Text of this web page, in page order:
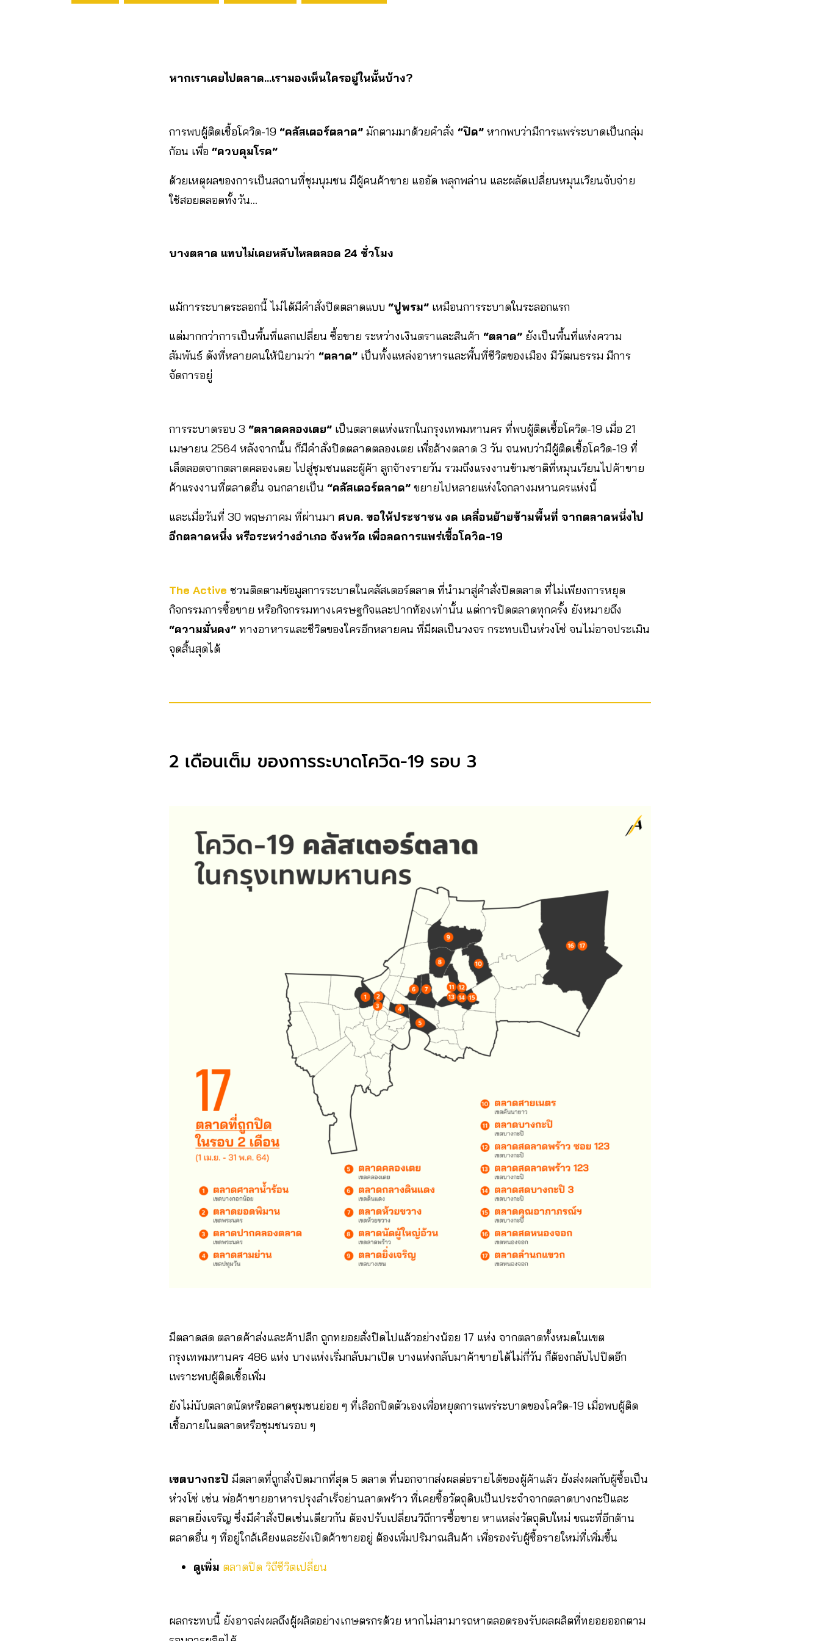
หากเราเคยไปตลาด…เรามองเห็นใครอยู่ในนั้นบ้าง?
การพบผู้ติดเชื้อโควิด-19 “คลัสเตอร์ตลาด” มักตามมาด้วยคำสั่ง “ปิด” หากพบว่ามีการแพร่ระบาดเป็นกลุ่ม
ก้อน เพื่อ “ควบคุมโรค”
ด้วยเหตุผลของการเป็นสถานที่ชุมนุมชน มีผู้คนค้าขาย แออัด พลุกพล่าน และผลัดเปลี่ยนหมุนเวียนจับจ่าย
ใช้สอยตลอดทั้งวัน…
บางตลาด แทบไม่เคยหลับไหลตลอด 24 ชั่วโมง
แม้การระบาดระลอกนี้ ไม่ได้มีคำสั่งปิดตลาดแบบ “ปูพรม” เหมือนการระบาดในระลอกแรก
แต่มากกว่าการเป็นพื้นที่แลกเปลี่ยน ซื้อขาย ระหว่างเงินตราและสินค้า “ตลาด” ยังเป็นพื้นที่แห่งความ
สัมพันธ์ ดังที่หลายคนให้นิยามว่า “ตลาด” เป็นทั้งแหล่งอาหารและพื้นที่ชีวิตของเมือง มีวัฒนธรรม มีการ
จัดการอยู่
การระบาดรอบ 3 “ตลาดคลองเตย” เป็นตลาดแห่งแรกในกรุงเทพมหานคร ที่พบผู้ติดเชื้อโควิด-19 เมื่อ 21
เมษายน 2564 หลังจากนั้น ก็มีคำสั่งปิดตลาดตลองเตย เพื่อล้างตลาด 3 วัน จนพบว่ามีผู้ติดเชื้อโควิด-19 ที่
เล็ดลอดจากตลาดคลองเตย ไปสู่ชุมชนและผู้ค้า ลูกจ้างรายวัน รวมถึงแรงงานข้ามชาติที่หมุนเวียนไปค้าขาย
ค้าแรงงานที่ตลาดอื่น จนกลายเป็น “คลัสเตอร์ตลาด” ขยายไปหลายแห่งใจกลางมหานครแห่งนี้
และเมื่อวันที่ 30 พฤษภาคม ที่ผ่านมา ศบค. ขอให้ประชาชน งด เคลื่อนย้ายข้ามพื้นที่ จากตลาดหนึ่งไป
อีกตลาดหนึ่ง หรือระหว่าง​อำเภอ จังหวัด เพื่อลดการแพร่เชื้อโควิด-19
The Active ชวนติดตามข้อมูลการระบาดในคลัสเตอร์ตลาด ที่นำมาสู่คำสั่งปิดตลาด ที่ไม่เพียงการหยุด
กิจกรรมการซื้อขาย หรือกิจกรรมทางเศรษฐกิจและปากท้องเท่านั้น แต่การปิดตลาดทุกครั้ง ยังหมายถึง
“ความมั่นคง” ทางอาหารและชีวิตของใครอีกหลายคน ที่มีผลเป็นวงจร กระทบเป็นห่วงโซ่ จนไม่อาจประเมิน
จุดสิ้นสุดได้
2 เดือนเต็ม ของการระบาดโควิด-19 รอบ 3
มีตลาดสด ตลาดค้าส่งและค้าปลีก ถูกทยอยสั่งปิดไปแล้วอย่างน้อย 17 แห่ง จากตลาดทั้งหมดในเขต
กรุงเทพมหานคร 486 แห่ง บางแห่งเริ่มกลับมาเปิด บางแห่งกลับมาค้าขายได้ไม่กี่วัน ก็ต้องกลับไปปิดอีก
เพราะพบผู้ติดเชื้อเพิ่ม
ยังไม่นับตลาดนัดหรือตลาดชุมชนย่อย ๆ ที่เลือกปิดตัวเองเพื่อหยุดการแพร่ระบาดของโควิด-19 เมื่อพบผู้ติด
เชื้อภายในตลาดหรือชุมชนรอบ ๆ
เขตบางกะปิ มีตลาดที่ถูกสั่งปิดมากที่สุด 5 ตลาด ที่นอกจากส่งผลต่อรายได้ของผู้ค้าแล้ว ยังส่งผลกับผู้ซื้อเป็น
ห่วงโซ่ เช่น พ่อค้าขายอาหารปรุงสำเร็จย่านลาดพร้าว ที่เคยซื้อวัตถุดิบเป็นประจำจากตลาดบางกะปิและ
ตลาดยิ่งเจริญ ซึ่งมีคำสั่งปิดเช่นเดียวกัน ต้องปรับเปลี่ยนวิถีการซื้อขาย หาแหล่งวัตถุดิบใหม่ ขณะที่อีกด้าน
ตลาดอื่น ๆ ที่อยู่ใกล้เคียงและยังเปิดค้าขายอยู่ ต้องเพิ่มปริมาณสินค้า เพื่อรองรับผู้ซื้อรายใหม่ที่เพิ่มขึ้น
ดูเพิ่ม ตลาดปิด วิถีชีวิตเปลี่ยน
ผลกระทบนี้ ยังอาจส่งผลถึงผู้ผลิตอย่างเกษตรกรด้วย หากไม่สามารถหาตลอดรองรับผลผลิตที่ทยอยออกตาม